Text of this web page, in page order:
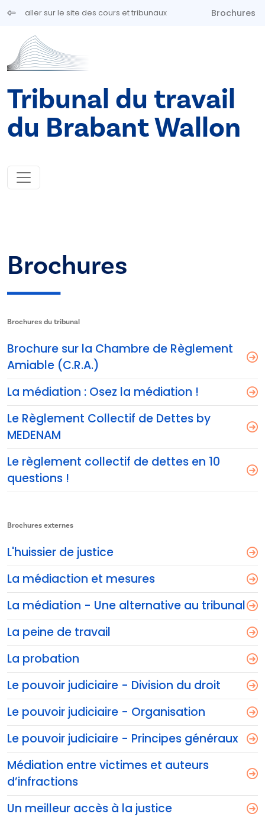
Aller au contenu principal
aller sur le site des cours et tribunaux Brochures
Tribunal du travail
du Brabant Wallon
Brochures
Brochures du tribunal
Brochure sur la Chambre de Règlement
Amiable (C.R.A.)
La médiation : Osez la médiation !
Le Règlement Collectif de Dettes by
MEDENAM
Le règlement collectif de dettes en 10
questions !
Brochures externes
L'huissier de justice
La médiaction et mesures
La médiation - Une alternative au tribunal
La peine de travail
La probation
Le pouvoir judiciaire - Division du droit
Le pouvoir judiciaire - Organisation
Le pouvoir judiciaire - Principes généraux
Médiation entre victimes et auteurs
d’infractions
Un meilleur accès à la justice